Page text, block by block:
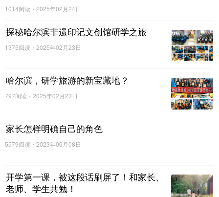
1014阅读 2025年02月24日
探秘哈尔滨非遗印记文创馆研学之旅
1375阅读 2025年02月23日
哈尔滨，研学旅游的新宝藏地？
797阅读 2025年02月23日
家长怎样明确自己的角色
5579阅读 2023年06月08日
开学第一课，被这段话刷屏了！和家长、
老师、学生共勉！